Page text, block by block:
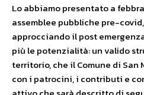
Lo abbiamo presentato a
assemblee pubbliche pre-
approcciando il post
più le potenzialità: un valido
territorio, che il Comune di
con i patrocini, i contributi e